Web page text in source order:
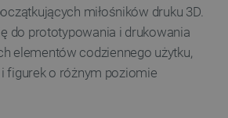
miłośników druku 3D.
do prototypowania i drukowania
elementów codziennego użytku,
figurek o różnym poziomie